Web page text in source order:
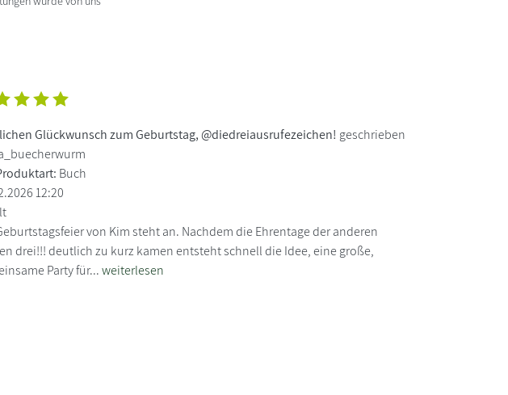
Glückwunsch zum Geburtstag, @diedreiausrufezeichen! geschrieben
Buch
12:20
von Kim steht an. Nachdem die Ehrentage der anderen
drei!!! deutlich zu kurz kamen entsteht schnell die Idee, eine große,
Party für...weiterlesen